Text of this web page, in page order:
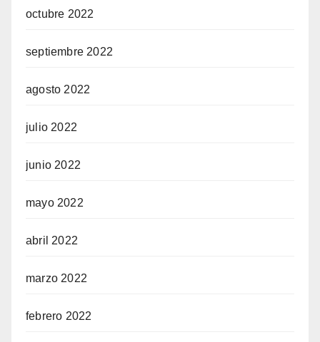
octubre 2022
septiembre 2022
agosto 2022
julio 2022
junio 2022
mayo 2022
abril 2022
marzo 2022
febrero 2022